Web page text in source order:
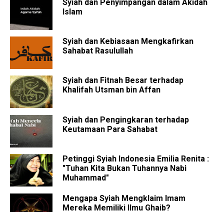
Syiah dan Penyimpangan dalam Akidah
Islam
Syiah dan Kebiasaan Mengkafirkan
Sahabat Rasulullah
Syiah dan Fitnah Besar terhadap
Khalifah Utsman bin Affan
Syiah dan Pengingkaran terhadap
Keutamaan Para Sahabat
Petinggi Syiah Indonesia Emilia Renita :
"Tuhan Kita Bukan Tuhannya Nabi
Muhammad"
Mengapa Syiah Mengklaim Imam
Mereka Memiliki Ilmu Ghaib?